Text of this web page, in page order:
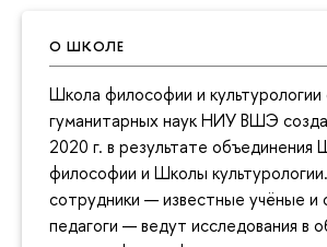
О ШКОЛЕ
Школа философии и культурологии
гуманитарных наук НИУ ВШЭ
2020 г. в результате объединения
философии и Школы
сотрудники — известные учёные и
педагоги — ведут исследования в